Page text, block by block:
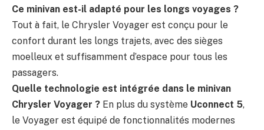
Ce minivan est-il adapté pour les longs voyages ?
Tout à fait, le Chrysler Voyager est conçu pour le
confort durant les longs trajets, avec des sièges
moelleux et suffisamment d’espace pour tous les
passagers.
Quelle technologie est intégrée dans le minivan
Chrysler Voyager ? En plus du système Uconnect 5,
le Voyager est équipé de fonctionnalités modernes